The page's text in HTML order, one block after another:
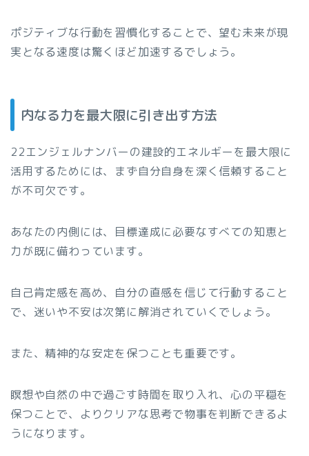
ポジティブな行動を習慣化することで、望む未来が現
実となる速度は驚くほど加速するでしょう。
内なる力を最大限に引き出す方法
22エンジェルナンバーの建設的エネルギーを最大限に
活用するためには、まず自分自身を深く信頼すること
が不可欠です。
あなたの内側には、目標達成に必要なすべての知恵と
力が既に備わっています。
自己肯定感を高め、自分の直感を信じて行動すること
で、迷いや不安は次第に解消されていくでしょう。
また、精神的な安定を保つことも重要です。
瞑想や自然の中で過ごす時間を取り入れ、心の平穏を
保つことで、よりクリアな思考で物事を判断できるよ
うになります。